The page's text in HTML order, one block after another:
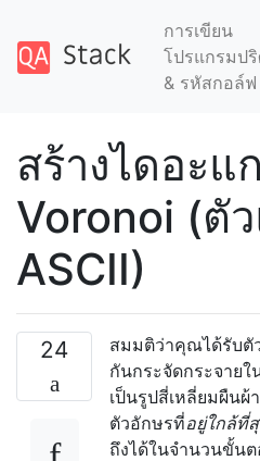
การเขียน
โปรแกรมป
& รหัสกอล์ฟ
สร้างไดอะแ
Voronoi (ตั
ASCII)
24
สมมติว่าคุณได้รับตั
กันกระจัดกระจายใ
เป็นรูปสี่เหลี่ยมผืนผ้
ตัวอักษรที่อยู่ใกล้ที่
ถึงได้ในจำนวนขั้น